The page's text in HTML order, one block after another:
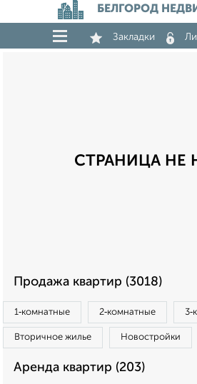
БЕЛГОРОД
Закладки
СТРАНИЦА НЕ
Продажа квартир (3018)
1‑комнатные 2‑комнатные
Вторичное жилье Новостройки
Аренда квартир (203)